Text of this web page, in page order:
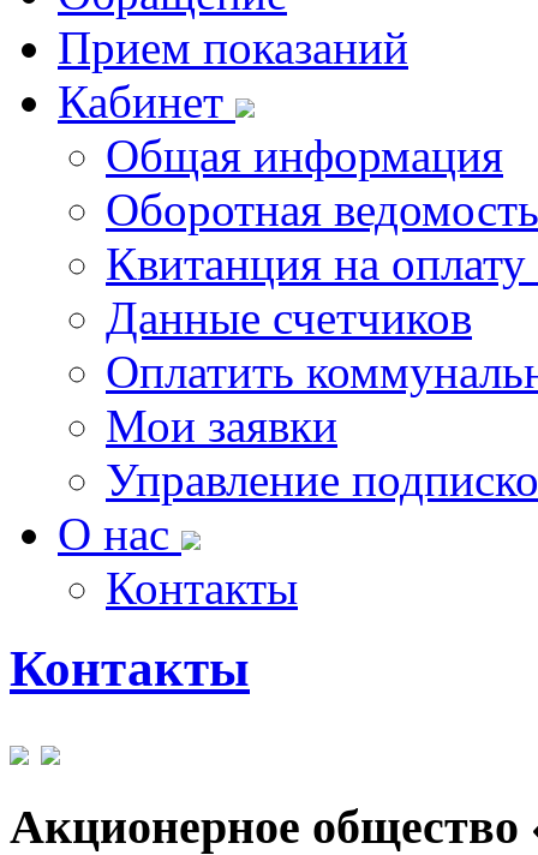
Прием показаний
Кабинет
Общая информация
Оборотная ведомость
Квитанция на
Данные счетчиков
Оплатить
Мои заявки
Управление
О нас
Контакты
Контакты
Акционерное общество